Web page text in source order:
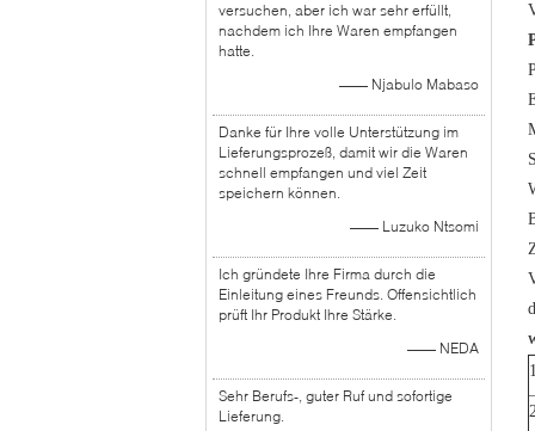
versuchen, aber ich war sehr erfüllt,
nachdem ich Ihre Waren empfangen
hatte.
—— Njabulo Mabaso
Danke für Ihre volle Unterstützung im
Lieferungsprozeß, damit wir die Waren
schnell empfangen und viel Zeit
speichern können.
—— Luzuko Ntsomi
Ich gründete Ihre Firma durch die
Einleitung eines Freunds. Offensichtlich
prüft Ihr Produkt Ihre Stärke.
—— NEDA
Sehr Berufs-, guter Ruf und sofortige
Lieferung.